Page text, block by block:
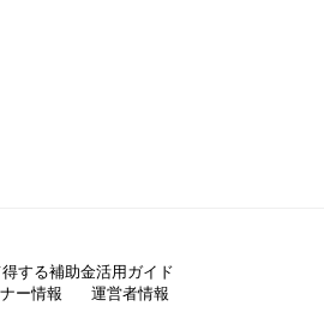
する補助金活用ガイド
ー情報
運営者情報